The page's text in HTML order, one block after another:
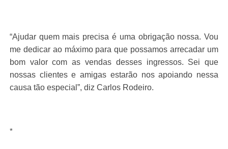
“Ajudar quem mais precisa é uma obrigação nossa. Vou
me dedicar ao máximo para que possamos arrecadar um
bom valor com as vendas desses ingressos. Sei que
nossas clientes e amigas estarão nos apoiando nessa
causa tão especial”, diz Carlos Rodeiro.
*